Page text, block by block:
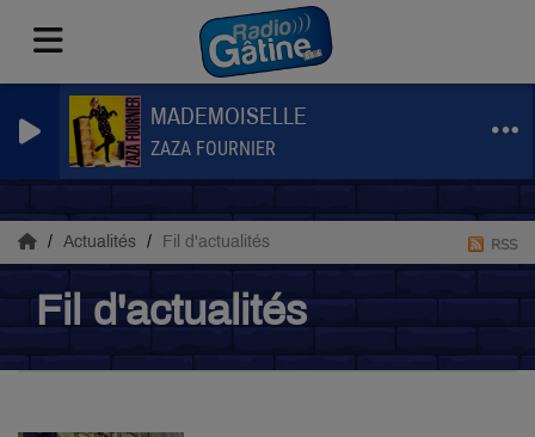
MADEMOISELLE
ZAZA FOURNIER
Actualités Fil d'actualités
Fil d'actualités
RSS